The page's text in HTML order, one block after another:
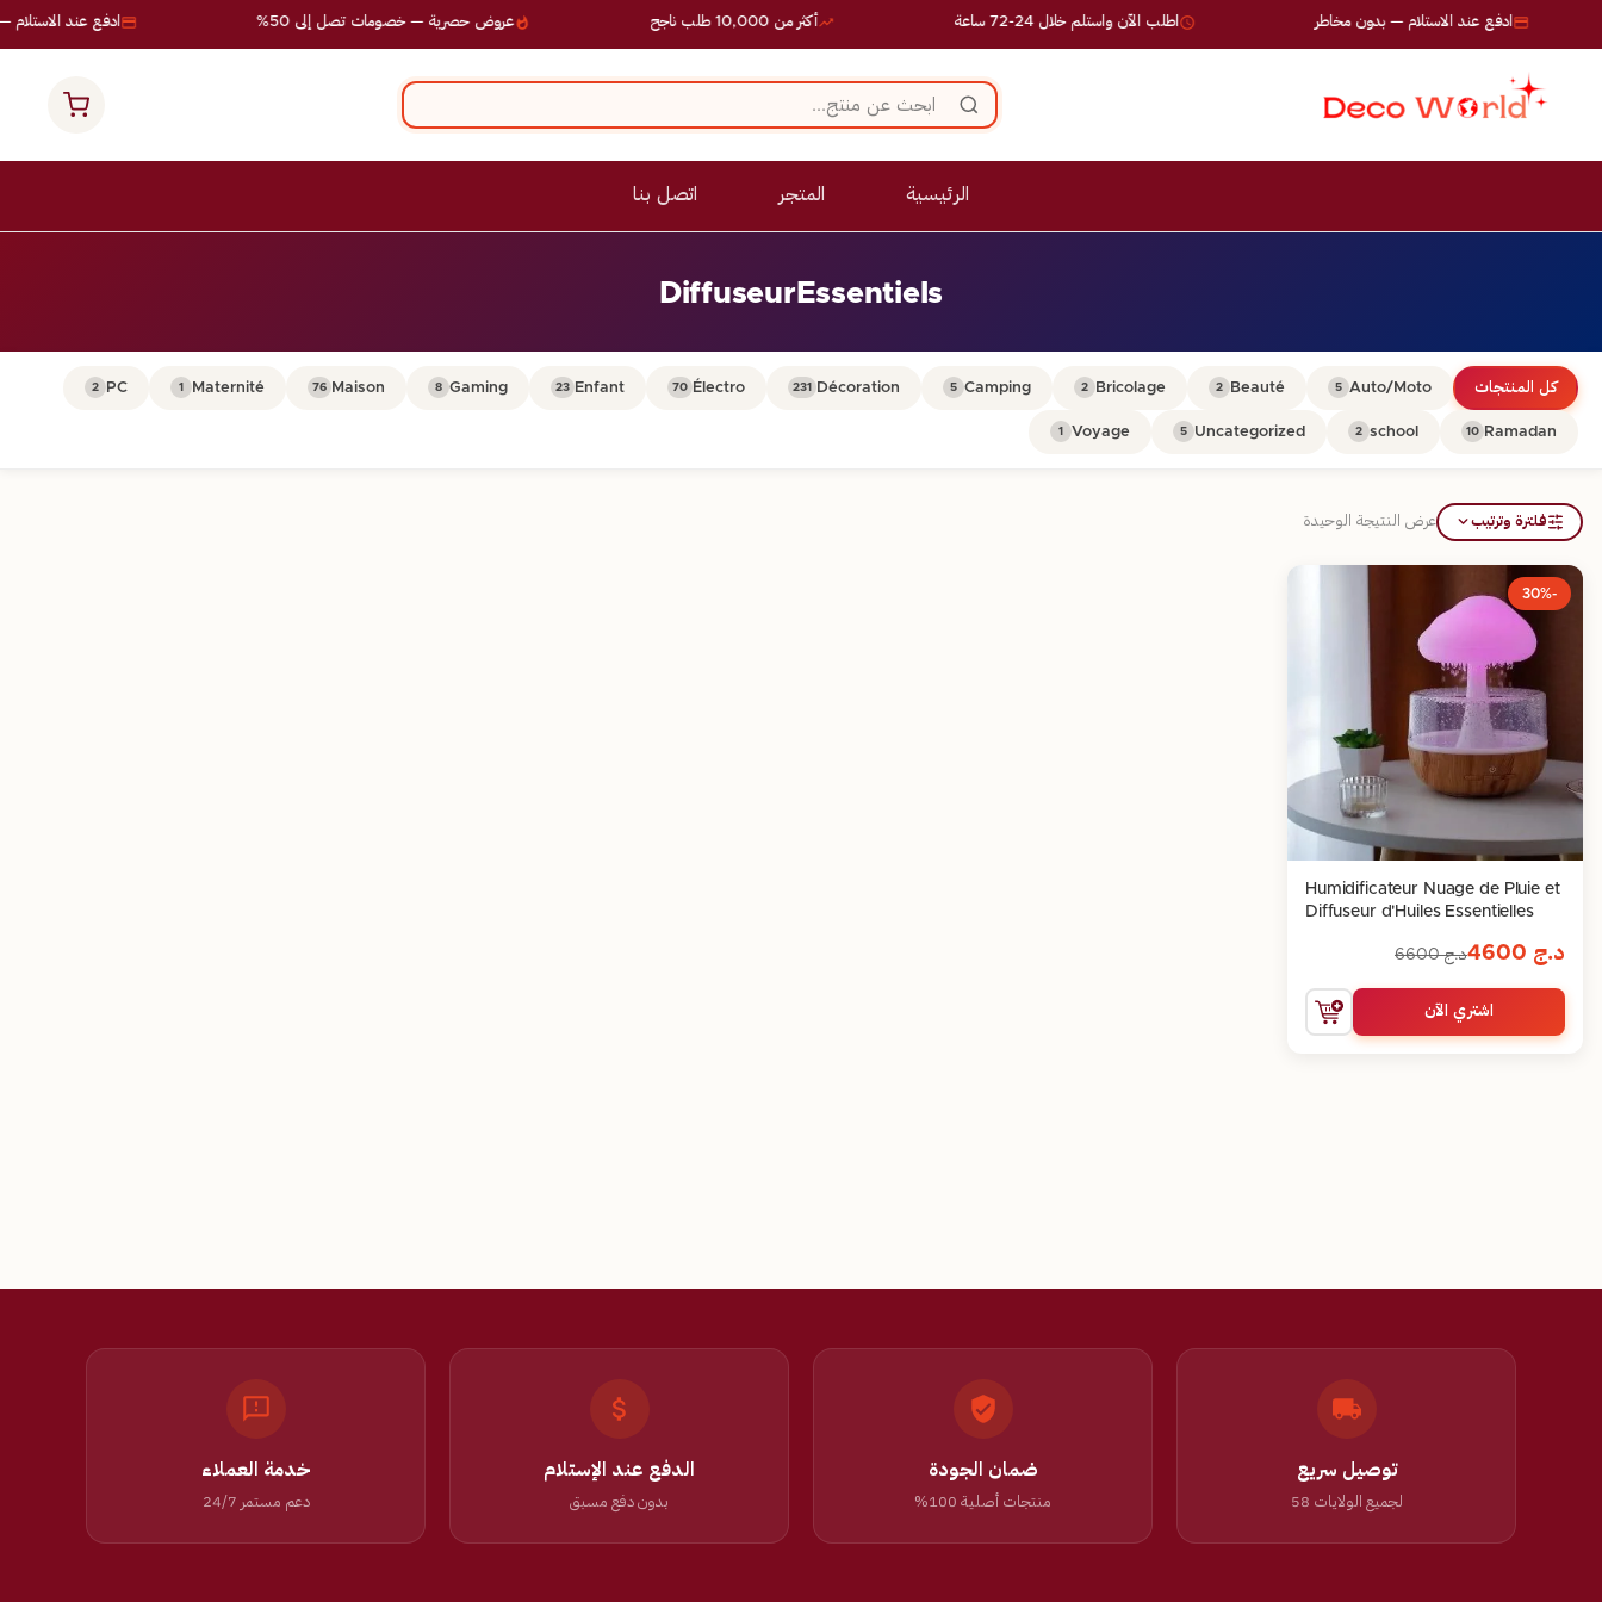
ادفع عند الاستلام — عروض حصرية — خصومات تصل إلى 50% أكثر من 10,000 طلب ناجح اطلب الآن واستلم خلال 24-72 ساعة ادفع عند الاستلام — بدون مخاطر
الرئيسية المتجر اتصل بنا
DiffuseurEssentiels
كل المنتجات Auto/Moto
5
Beauté
2
Bricolage
2
Camping
5
Décoration
231
Électro
70
Enfant
23
Gaming
8
Maison
76
Maternité
1
PC
2
Ramadan
10
school
2
Uncategorized
5
Voyage
1
فلترة وترتيب عرض النتيجة الوحيدة
-30%
Humidificateur Nuage de Pluie et
Diffuseur d'Huiles Essentielles
د.ج د.ج6600
اشتري الآن
توصيل سريع
لجميع الولايات 58
ضمان الجودة
منتجات أصلية 100%
الدفع عند الإستلام
بدون دفع مسبق
خدمة العملاء
دعم مستمر 24/7